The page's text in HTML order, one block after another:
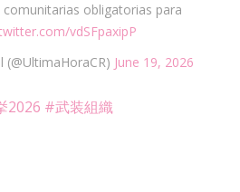
comunitarias obligatorias para
vdSFpaxipP
June 19, 2026
2026 #武装組織